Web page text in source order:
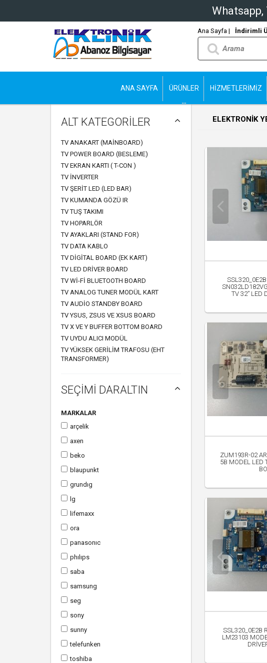
Ana Sayfa | İndirimli
ANA SAYFA ÜRÜNLER HİZMETLERİMİZ
ALT KATEGORİLER
TV ANAKART (MAINBOARD)
TV POWER BOARD (BESLEME)
TV EKRAN KARTI ( T-CON )
TV İNVERTER
TV ŞERIT LED (LED BAR)
TV KUMANDA GÖZÜ IR
TV TUŞ TAKIMI
TV HOPARLÖR
TV AYAKLARI (STAND FOR)
TV DATA KABLO
TV DIGITAL BOARD (EK KART)
TV LED DRIVER BOARD
TV WI-FI BLUETOOTH BOARD
TV ANALOG TUNER MODÜL KART
TV AUDIO STANDBY BOARD
TV YSUS, ZSUS VE XSUS BOARD
TV X VE Y BUFFER BOTTOM BOARD
TV UYDU ALICI MODÜL
TV YÜKSEK GERILIM TRAFOSU (EHT
TRANSFORMER)
SEÇİMİ DARALTIN
MARKALAR
arçeli̇k
axen
beko
blaupunkt
grundig
lg
li̇femaxx
ora
panasonic
philips
saba
samsung
seg
sony
sunny
telefunken
toshi̇ba
ELEKTRONİK
TV 32” LED
ZUM193R-02
5B MODEL LED
SSL320_0E2B
LM23103